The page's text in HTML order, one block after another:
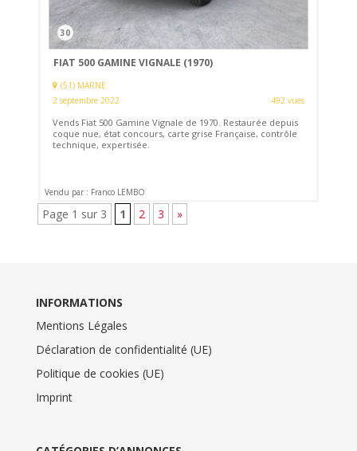
30
FIAT 500 GAMINE VIGNALE (1970)
(51) MARNE
2 septembre 2022
492 vues
Vends Fiat 500 Gamine Vignale de 1970. Restaurée depuis
coque nue, état concours, carte grise Française, contrôle
technique, expertisée.
Vendu par : Franco LEMBO
Page 1 sur 3 1 2 3 »
INFORMATIONS
Mentions Légales
Déclaration de confidentialité (UE)
Politique de cookies (UE)
Imprint